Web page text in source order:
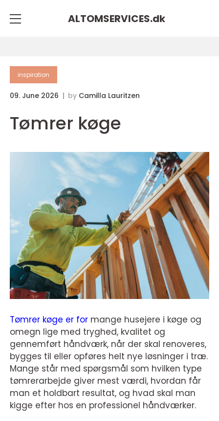
ALTOMSERVICES.dk
inspiration
09. June 2026 by Camilla Lauritzen
Tømrer køge
Tømrer køge er for mange husejere i køge og
omegn lige med tryghed, kvalitet og
gennemført håndværk, når der skal renoveres,
bygges til eller opføres helt nye løsninger i træ.
Mange står med spørgsmål som hvilken type
tømrerarbejde giver mest værdi, hvordan får
man et holdbart resultat, og hvad skal man
kigge efter hos en professionel håndværker.